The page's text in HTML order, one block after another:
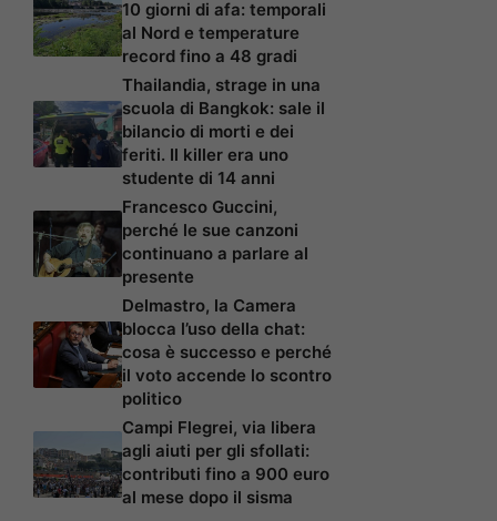
10 giorni di afa: temporali
al Nord e temperature
record fino a 48 gradi
Thailandia, strage in una
scuola di Bangkok: sale il
bilancio di morti e dei
feriti. Il killer era uno
studente di 14 anni
Francesco Guccini,
perché le sue canzoni
continuano a parlare al
presente
Delmastro, la Camera
blocca l’uso della chat:
cosa è successo e perché
il voto accende lo scontro
politico
Campi Flegrei, via libera
agli aiuti per gli sfollati:
contributi fino a 900 euro
al mese dopo il sisma